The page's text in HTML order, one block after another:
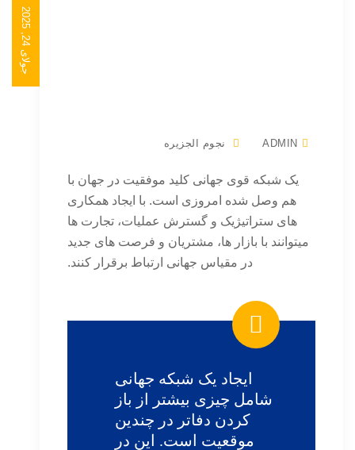
ج
و
ل
ا
ی
2
4
,
2
0
2
5
ADMIN نجوم الجزیره
یک شبکه قوی جهانی کلید موفقیت در جهان با
هم وصل شده امروزی است. با ایجاد همکاری
های ستراتیژیک و گسترش عملیات، تجارت ها
میتوانند با بازار ها، مشتریان و فرصت های جدید
در مقیاس جهانی ارتباط برقرار کنند.
ایجاد یک شبکه جهانی
شامل چیزی بیشتر از باز
کردن دفاتر در چندین
موقعیت است. این در